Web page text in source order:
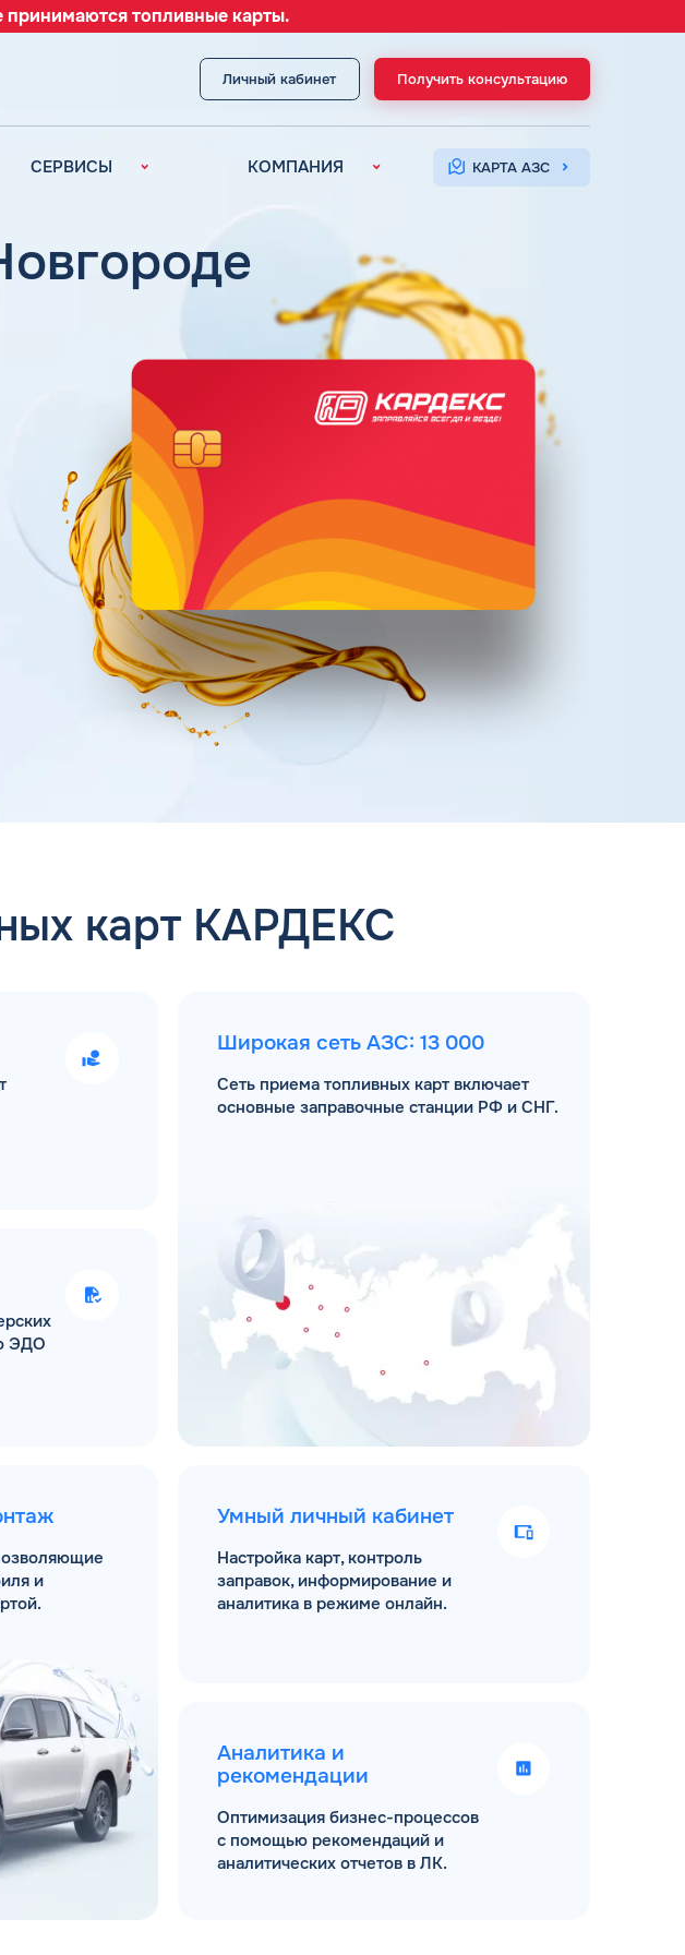
топливные карты.
Личный кабинет Получить консультацию
СЕРВИСЫ
Документооборот
(ЭДО)
Умный Личный
окончании баланса
Поддержка
КОМПАНИЯ КАРТА АЗС
карт КАРДЕКС
ЭДО
и
Широкая сеть АЗС: 13 000
Сеть приема топливных карт включает
основные заправочные станции РФ и СНГ.
Умный личный кабинет
Настройка карт, контроль
заправок, информирование и
аналитика в режиме онлайн.
Аналитика и
рекомендации
Оптимизация бизнес-процессов
с помощью рекомендаций и
аналитических отчетов в ЛК.